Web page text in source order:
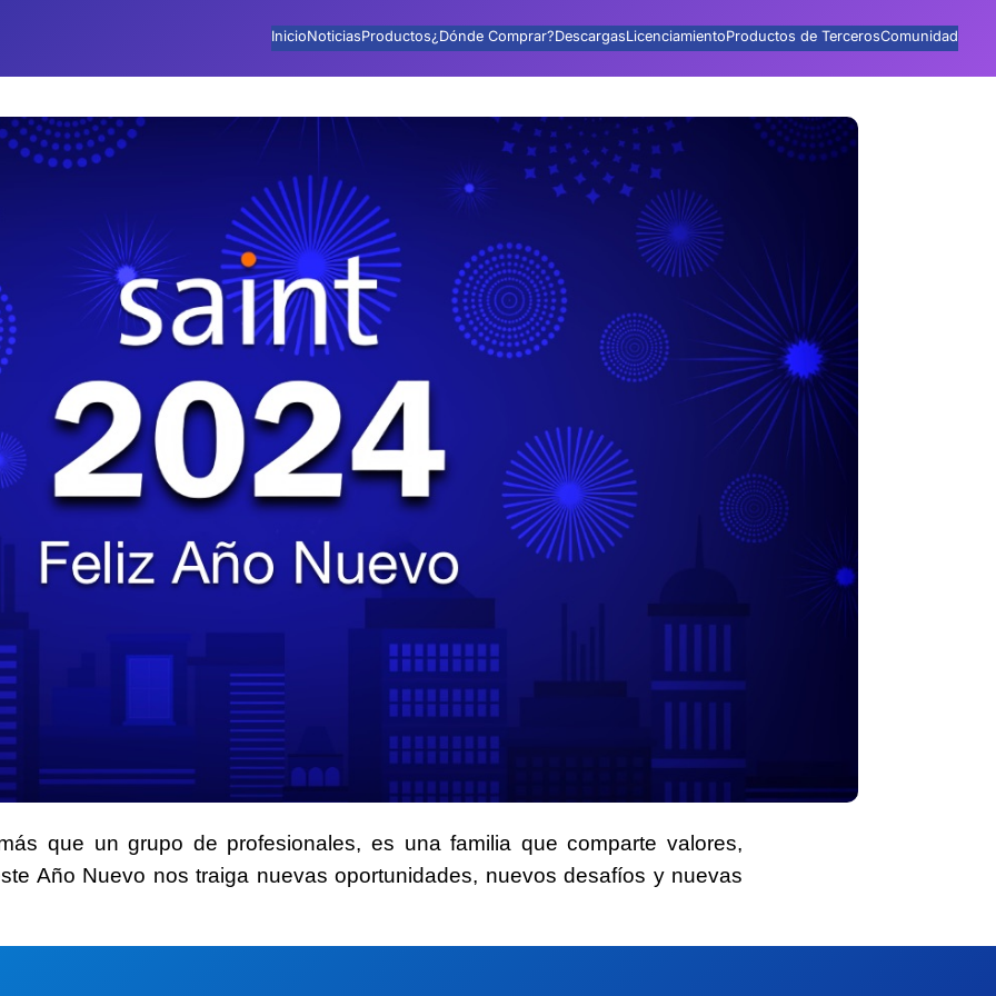
InicioNoticiasProductos¿Dónde Comprar?DescargasLicenciamientoProductos de TercerosComunidad
que un grupo de profesionales, es unafamilia que comparte valores,
Año Nuevo nos traiga nuevas oportunidades, nuevos desafíos y nuevas